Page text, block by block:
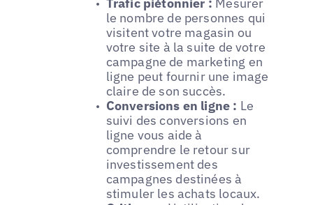
le nombre de personnes qui
visitent votre magasin ou
votre site à la suite de votre
campagne de marketing en
ligne peut fournir une image
claire de son succès.
Conversions en ligne : Le
suivi des conversions en
ligne vous aide à
comprendre le retour sur
investissement des
campagnes destinées à
stimuler les achats locaux.